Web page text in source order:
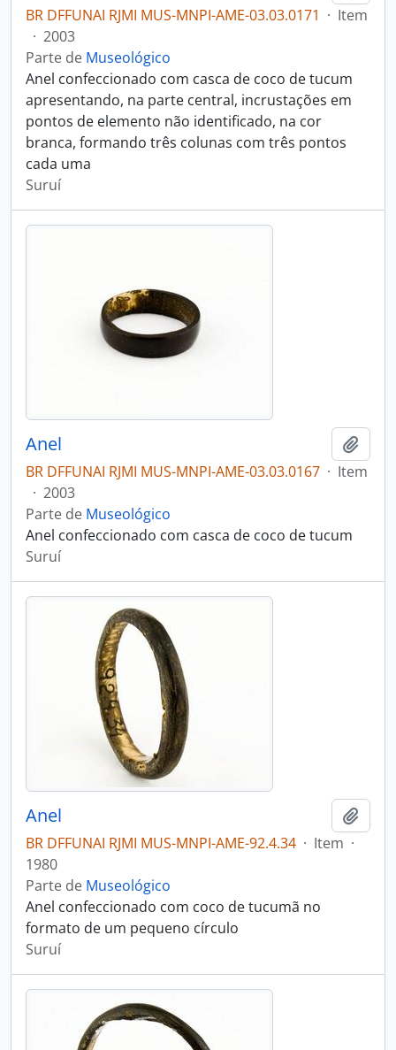
BR DFFUNAI RJMI MUS-MNPI-AME-03.03.0171 · Item
· 2003
Parte de Museológico
Anel confeccionado com casca de coco de tucum
apresentando, na parte central, incrustações em
pontos de elemento não identificado, na cor
branca, formando três colunas com três pontos
cada uma
Suruí
Anel
BR DFFUNAI RJMI MUS-MNPI-AME-03.03.0167 · Item
· 2003
Parte de Museológico
Anel confeccionado com casca de coco de tucum
Suruí
Anel
BR DFFUNAI RJMI MUS-MNPI-AME-92.4.34 · Item ·
1980
Parte de Museológico
Anel confeccionado com coco de tucumã no
formato de um pequeno círculo
Suruí